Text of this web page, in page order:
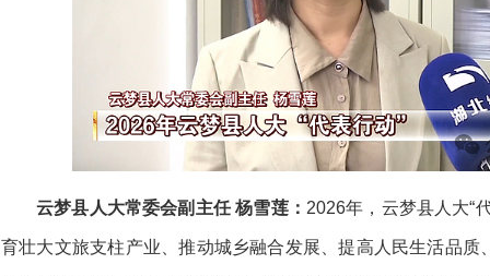
云梦县人大常委会副主任 杨雪莲： 2026年，云梦县人大“
育壮大文旅支柱产业、推动城乡融合发展、提高人民生活品质